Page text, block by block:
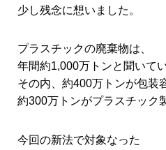
少し残念に想いました。
プラスチックの廃棄物は、
年間約1,000万トンと聞いてい
その内、約400万トンが包装
約300万トンがプラスチック
今回の新法で対象なった